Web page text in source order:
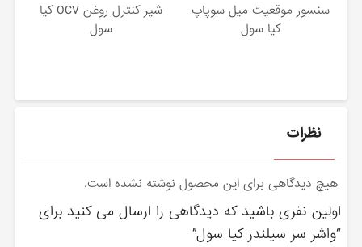
سنسور موقعیت میل سوپاپ
کیا سول
شیر کنترل روغن OCV کیا
سول
نظرات
هیچ دیدگاهی برای این محصول نوشته نشده است.
اولین نفری باشید که دیدگاهی را ارسال می کنید برای
“واشر سر سیلندر کیا سول”